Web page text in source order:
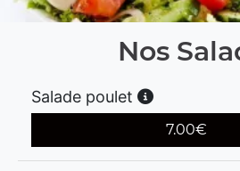
Nos
Salade poulet
7.00€